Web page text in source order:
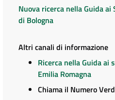
Nuova ricerca nella Guida ai
di Bologna
Altri canali di informazione
Ricerca nella Guida ai
Emilia Romagna
Chiama il Numero